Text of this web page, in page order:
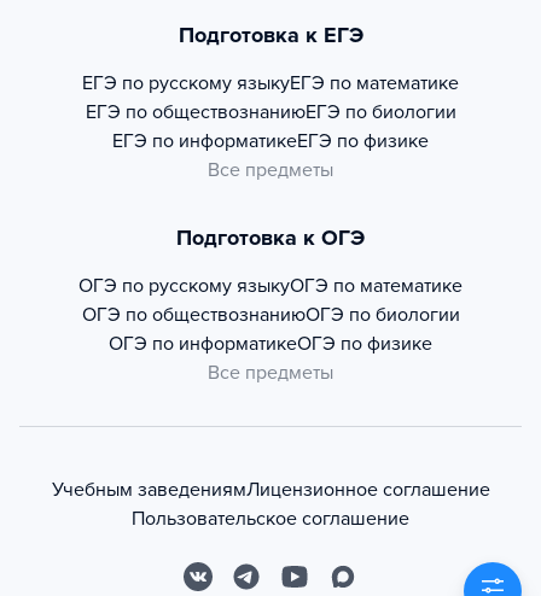
Подготовка к ЕГЭ
ЕГЭ по русскому языкуЕГЭ по математике
ЕГЭ по обществознаниюЕГЭ по биологии
ЕГЭ по информатикеЕГЭ по физике
Все предметы
Подготовка к ОГЭ
ОГЭ по русскому языкуОГЭ по математике
ОГЭ по обществознаниюОГЭ по биологии
ОГЭ по информатикеОГЭ по физике
Все предметы
Учебным заведениямЛицензионное соглашение
Пользовательское соглашение